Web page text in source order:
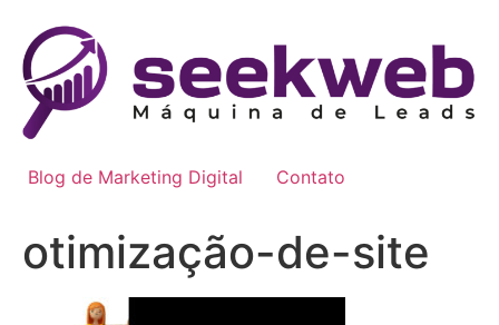
Blog de Marketing Digital Contato
otimização-de-site